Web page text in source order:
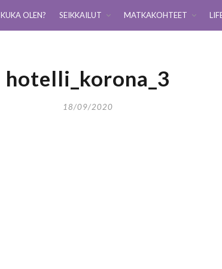
KUKA OLEN? SEIKKAILUT MATKAKOHTEET
hotelli_korona_3
18/09/2020